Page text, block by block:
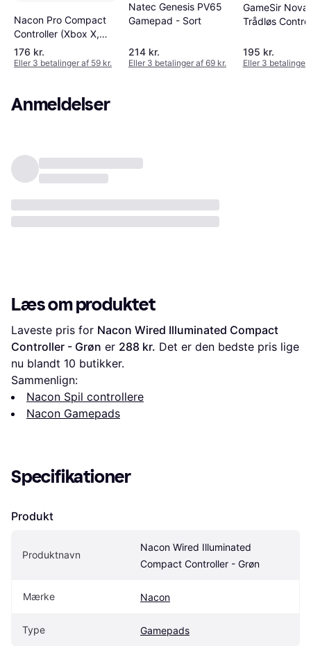
Nacon Pro Compact
Controller (Xbox X,
Xbox One/PC) - White
176 kr.
Eller 3 betalinger af 59 kr.
Natec Genesis PV65
Gamepad - Sort
214 kr.
Eller 3 betalinger af 69 kr.
GameSir Nova
Trådløs
195 kr.
Eller 3 betalinger
Anmeldelser
Læs om produktet
Laveste pris for Nacon Wired Illuminated Compact
Controller - Grøn er 288 kr. Det er den bedste pris lige
nu blandt 10 butikker.
Sammenlign:
Nacon Spil controllere
Nacon Gamepads
Specifikationer
Produkt
Produktnavn
Nacon Wired Illuminated
Compact Controller - Grøn
Mærke Nacon
Type Gamepads